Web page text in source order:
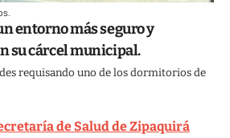
entorno más seguro y
su cárcel municipal.
requisando uno de los dormitorios de
de Salud de Zipaquirá